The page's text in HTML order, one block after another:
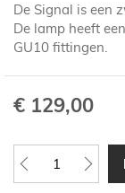
de
afbeeldingen-
gallerij
De Signal is een
De lamp heeft
GU10 fittingen.
€ 129,00